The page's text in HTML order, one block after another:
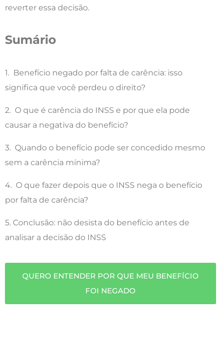
reverter essa decisão.
Sumário
1. Benefício negado por falta de carência: isso
significa que você perdeu o direito?
2. O que é carência do INSS e por que ela pode
causar a negativa do benefício?
3. Quando o benefício pode ser concedido mesmo
sem a carência mínima?
4. O que fazer depois que o INSS nega o benefício
por falta de carência?
5. Conclusão: não desista do benefício antes de
analisar a decisão do INSS
QUERO ENTENDER POR QUE MEU BENEFÍCIO
FOI NEGADO